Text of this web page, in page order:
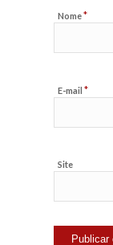
Nome*
E-mail *
Site